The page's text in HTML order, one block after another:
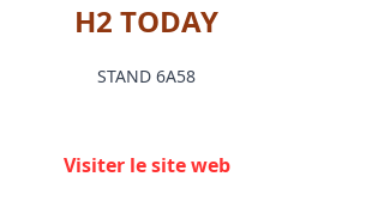
H2 TODAY
STAND 6A58
Visiter le site web